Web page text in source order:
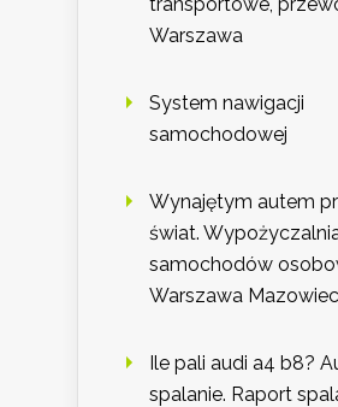
Warszawa
System nawigacji
samochodowej
Wynajętym autem
świat.
samochodów
Warszawa
Ile pali audi a4 b8?
spalanie. Raport